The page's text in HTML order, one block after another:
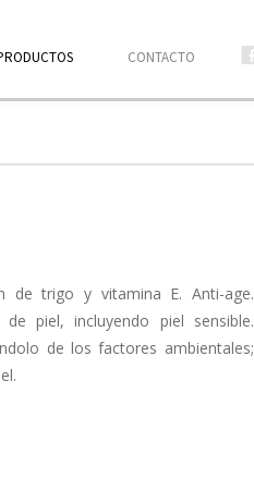
CONTACTO
de trigo y vitamina E. Anti-age.
piel, incluyendo piel sensible.
de los factores ambientales;